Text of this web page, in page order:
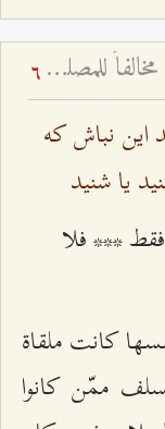
ما هي الوظيفة عندما يبدو أمر النبيّ مخالفاً للمصلحة؟ 6
اين نباش كه
يا شنيد
*** فلا
كانت ملقاة
ممّن كانوا